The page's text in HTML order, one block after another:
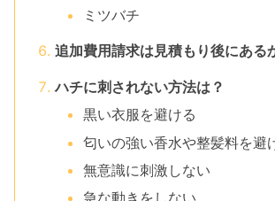
ミツバチ
追加費用請求は見積もり後にある
ハチに刺されない方法は？
黒い衣服を避ける
匂いの強い香水や整髪料を避
無意識に刺激しない
急な動きをしない